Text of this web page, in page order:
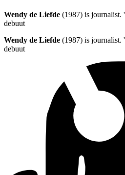
Wendy de Liefde (1987) is journalist.
debuut
Wendy de Liefde (1987) is journalist.
debuut